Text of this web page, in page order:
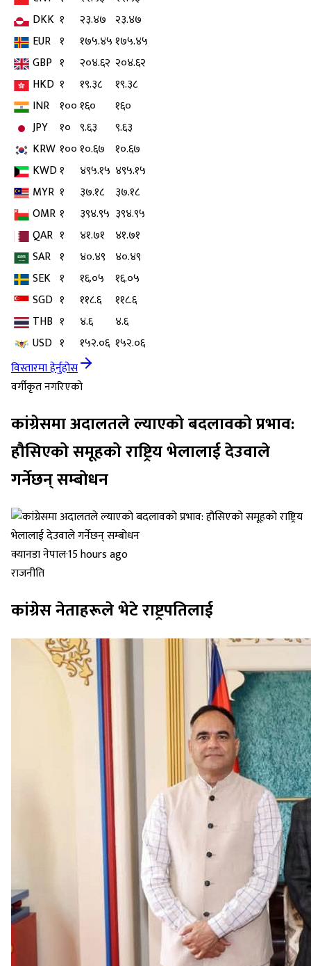
DKK १ २३.४७ २३.४७
EUR १ १७५.४५१७५.४५
GBP १ २०४.६२ २०४.६२
HKD १ १९.३८
१९.३८
INR १००१६०
१६०
JPY
१० ९.६३
९.६३
KRW १००१०.६७ १०.६७
KWD१ ४९५.१५ ४९५.१५
MYR १ ३७.१८
३७.१८
OMR १ ३९४.९५ ३९४.९५
QAR १ ४१.७१
४१.७१
SAR १ ४०.४९ ४०.४९
SEK १ १६.०५
१६.०५
SGD १ ११८.६
११८.६
THB १ ४.६
४.६
USD १ १५२.०६ १५२.०६
विस्तारमा हेर्नुहोस
वर्गीकृत नगरिएको
कांग्रेसमा अदालतले ल्याएको बदलावको प्रभाव:
हौसिएको समूहको राष्ट्रिय भेलालाई देउवाले
गर्नेछन् सम्बोधन
क्यानडा नेपाल·15 hours ago
राजनीति
कांग्रेस नेताहरूले भेटे राष्ट्रपतिलाई